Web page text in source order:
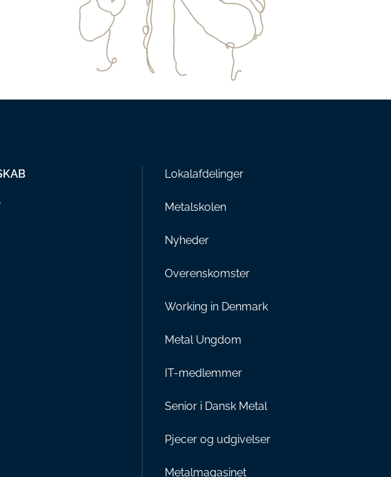
Lokalafdelinger
Metalskolen
Nyheder
Overenskomster
Working in Denmark
Metal Ungdom
IT-medlemmer
Senior i Dansk Metal
Pjecer og udgivelser
Metalmagasinet